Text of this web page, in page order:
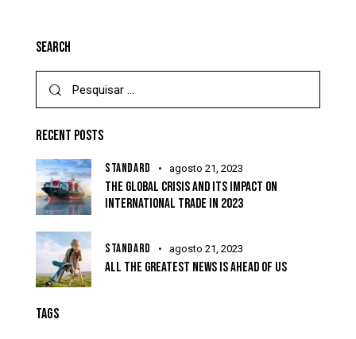
SEARCH
RECENT POSTS
STANDARD agosto 21, 2023
THE GLOBAL CRISIS AND ITS IMPACT ON
INTERNATIONAL TRADE IN 2023
STANDARD agosto 21, 2023
ALL THE GREATEST NEWS IS AHEAD OF US
TAGS